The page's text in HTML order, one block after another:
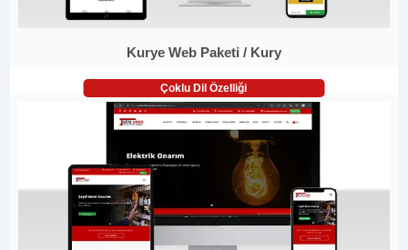
Kurye Web Paketi / Kury
Çoklu Dil Özelliği